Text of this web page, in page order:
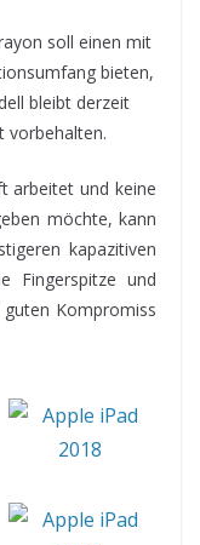
soll einen mit
bieten,
bleibt derzeit
vorbehalten.
arbeitet und keine
möchte, kann
kapazitiven
Fingerspitze und
Kompromiss